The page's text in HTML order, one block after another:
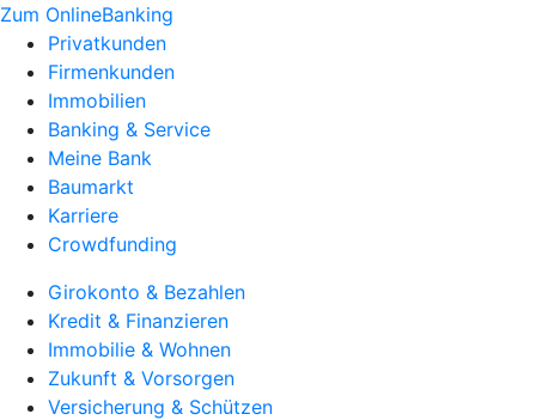
Zum OnlineBanking
Privatkunden
Firmenkunden
Immobilien
Banking & Service
Meine Bank
Baumarkt
Karriere
Crowdfunding
Girokonto & Bezahlen
Kredit & Finanzieren
Immobilie & Wohnen
Zukunft & Vorsorgen
Versicherung & Schützen